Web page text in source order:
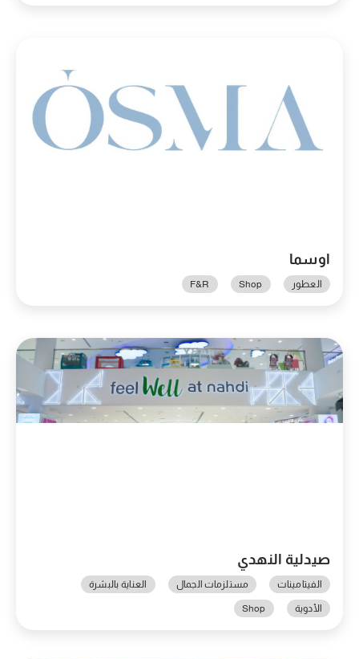
اوسما
العطور Shop
F&R
صيدلية النهدي
الفيتامينات مستلزمات الجمال العناية بالبشرة
الأدوية Shop